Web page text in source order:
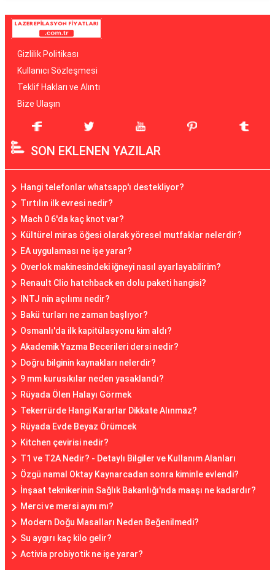
Gizlilik Politikası
Kullanıcı Sözleşmesi
Teklif Hakları ve Alıntı
Bize Ulaşın
SON EKLENEN YAZILAR
Hangi telefonlar whatsapp'ı destekliyor?
Tırtılın ilk evresi nedir?
Mach 0 6'da kaç knot var?
Kültürel miras öğesi olarak yöresel mutfaklar nelerdir?
EA uygulaması ne işe yarar?
Overlok makinesindeki iğneyi nasıl ayarlayabilirim?
Renault Clio hatchback en dolu paketi hangisi?
INTJ nin açılımı nedir?
Bakü turları ne zaman başlıyor?
Osmanlı'da ilk kapitülasyonu kim aldı?
Akademik Yazma Becerileri dersi nedir?
Doğru bilginin kaynakları nelerdir?
9 mm kurusıkılar neden yasaklandı?
Rüyada Ölen Halayı Görmek
Tekerrürde Hangi Kararlar Dikkate Alınmaz?
Rüyada Evde Beyaz Örümcek
Kitchen çevirisi nedir?
T1 ve T2A Nedir? - Detaylı Bilgiler ve Kullanım Alanları
Özgü namal Oktay Kaynarcadan sonra kiminle evlendi?
İnşaat teknikerinin Sağlık Bakanlığı'nda maaşı ne kadardır?
Merci ve mersi aynı mı?
Modern Doğu Masalları Neden Beğenilmedi?
Su aygırı kaç kilo gelir?
Activia probiyotik ne işe yarar?